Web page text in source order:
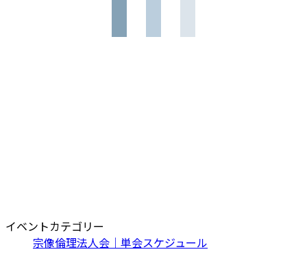
イベントカテゴリー
宗像倫理法人会｜単会スケジュール